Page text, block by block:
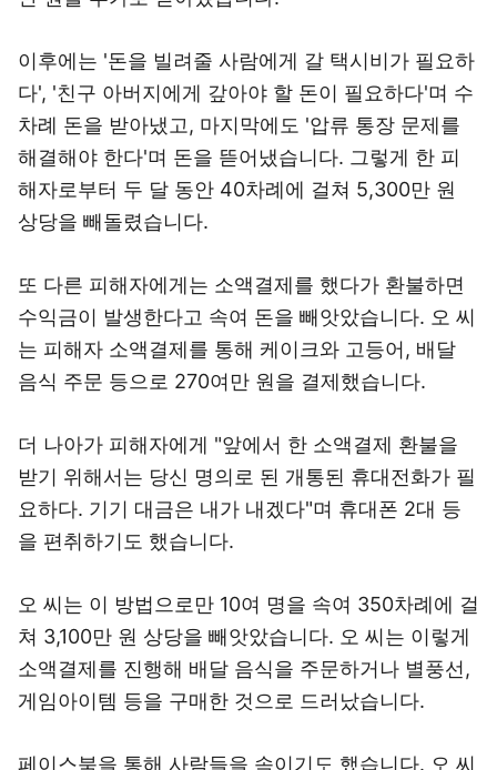
이후에는 '돈을 빌려줄 사람에게 갈 택시비가 필요하
다', '친구 아버지에게 갚아야 할 돈이 필요하다'며 수
차례 돈을 받아냈고, 마지막에도 '압류 통장 문제를
해결해야 한다'며 돈을 뜯어냈습니다. 그렇게 한 피
해자로부터 두 달 동안 40차례에 걸쳐 5,300만 원
상당을 빼돌렸습니다.
또 다른 피해자에게는 소액결제를 했다가 환불하면
수익금이 발생한다고 속여 돈을 빼앗았습니다. 오 씨
는 피해자 소액결제를 통해 케이크와 고등어, 배달
음식 주문 등으로 270여만 원을 결제했습니다.
더 나아가 피해자에게 "앞에서 한 소액결제 환불을
받기 위해서는 당신 명의로 된 개통된 휴대전화가 필
요하다. 기기 대금은 내가 내겠다"며 휴대폰 2대 등
을 편취하기도 했습니다.
오 씨는 이 방법으로만 10여 명을 속여 350차례에 걸
쳐 3,100만 원 상당을 빼앗았습니다. 오 씨는 이렇게
소액결제를 진행해 배달 음식을 주문하거나 별풍선,
게임아이템 등을 구매한 것으로 드러났습니다.
페이스북을 통해 사람들을 속이기도 했습니다. 오 씨